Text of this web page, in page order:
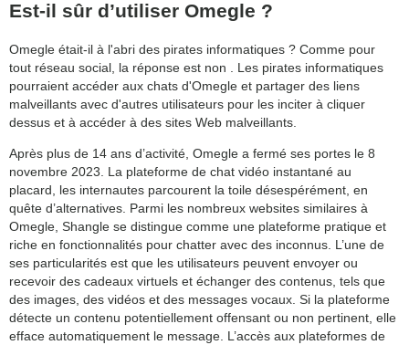
Est-il sûr d’utiliser Omegle ?
Omegle était-il à l'abri des pirates informatiques ? Comme pour
tout réseau social, la réponse est non . Les pirates informatiques
pourraient accéder aux chats d'Omegle et partager des liens
malveillants avec d'autres utilisateurs pour les inciter à cliquer
dessus et à accéder à des sites Web malveillants.
Après plus de 14 ans d’activité, Omegle a fermé ses portes le 8
novembre 2023. La plateforme de chat vidéo instantané au
placard, les internautes parcourent la toile désespérément, en
quête d’alternatives. Parmi les nombreux websites similaires à
Omegle, Shangle se distingue comme une plateforme pratique et
riche en fonctionnalités pour chatter avec des inconnus. L’une de
ses particularités est que les utilisateurs peuvent envoyer ou
recevoir des cadeaux virtuels et échanger des contenus, tels que
des images, des vidéos et des messages vocaux. Si la plateforme
détecte un contenu potentiellement offensant ou non pertinent, elle
efface automatiquement le message. L’accès aux plateformes de